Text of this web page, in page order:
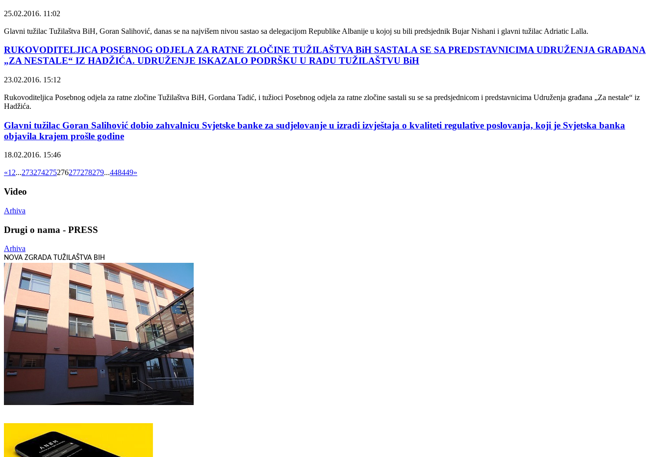
25.02.2016. 11:02
Glavni tužilac Tužilaštva BiH, Goran Salihović, danas se na najvišem nivou sastao sa delegacijom Republike Albanije u kojoj su bili predsjednik Bujar Nishani i glavni tužilac Adriatic Lalla.
RUKOVODITELJICA POSEBNOG ODJELA ZA RATNE ZLOČINE TUŽILAŠTVA BiH SASTALA SE SA PREDSTAVNICIMA UDRUŽENJA GRAĐANA
„ZA NESTALE“ IZ HADŽIĆA. UDRUŽENJE ISKAZALO PODRŠKU U RADU TUŽILAŠTVU BiH
23.02.2016. 15:12
Rukovoditeljica Posebnog odjela za ratne zločine Tužilaštva BiH, Gordana Tadić, i tužioci Posebnog odjela za ratne zločine sastali su se sa predsjednicom i predstavnicima Udruženja građana „Za nestale“ iz
Hadžića.
Glavni tužilac Goran Salihović dobio zahvalnicu Svjetske banke za sudjelovanje u izradi izvještaja o kvaliteti regulative poslovanja, koji je Svjetska banka
objavila krajem prošle godine
18.02.2016. 15:46
«12...273274275276277278279...448449»
Video
Arhiva
Drugi o nama - PRESS
Arhiva
NOVA ZGRADA TUŽILAŠTVA BIH